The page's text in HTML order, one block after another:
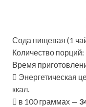
Сода пищевая (1
Количество порций:
Время
Энергетическая
ккал.
в 100 граммах —